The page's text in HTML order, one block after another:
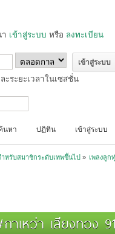
เข้าสู่ระบบ หรือ ลงทะเบียน
ระยะเวลาในเซสชั่น
นหา ปฏิทิน เข้าสู่ระบบ
หรับสมาชิกระดับเทพขึ้นไป » เพลงลูก
าเหว่า เสียงทอง